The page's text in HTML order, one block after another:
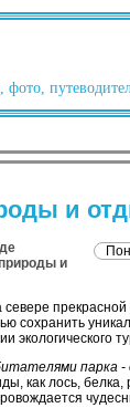
и
и
сохранить
экологического
парка
как лось, белка,